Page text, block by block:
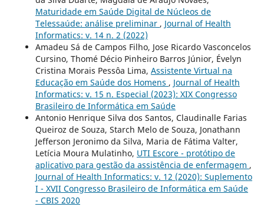
Maturidade em Saúde Digital de Núcleos de
Telessaúde: análise preliminar , Journal of Health
Informatics: v. 14 n. 2 (2022)
Amadeu Sá de Campos Filho, Jose Ricardo Vasconcelos
Cursino, Thomé Décio Pinheiro Barros Júnior, Évelyn
Cristina Morais Pessôa Lima, Assistente Virtual na
Educação em Saúde dos Homens , Journal of Health
Informatics: v. 15 n. Especial (2023): XIX Congresso
Brasileiro de Informática em Saúde
Antonio Henrique Silva dos Santos, Claudinalle Farias
Queiroz de Souza, Starch Melo de Souza, Jonathann
Jefferson Jeronimo da Silva, Maria de Fátima Valter,
Letícia Moura Mulatinho, UTI Escore - protótipo de
aplicativo para gestão da assistência de enfermagem ,
Journal of Health Informatics: v. 12 (2020): Suplemento
I - XVII Congresso Brasileiro de Informática em Saúde
- CBIS 2020